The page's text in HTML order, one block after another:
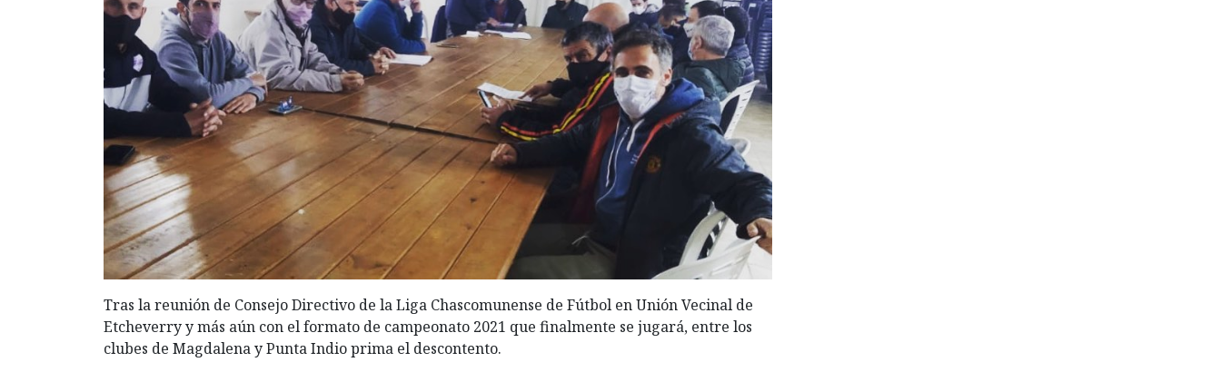
Tras la reunión de Consejo Directivo de la Liga Chascomunense de Fútbol en Unión Vecinal de
Etcheverry y más aún con el formato de campeonato 2021 que finalmente se jugará, entre los
clubes de Magdalena y Punta Indio prima el descontento.